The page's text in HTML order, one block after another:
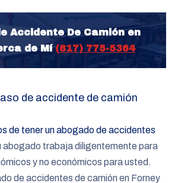
Accidente De Camión en
de Mí(817) 775-5364
de accidente de camión
de tener un abogado de accidentes
abogado trabaja diligentemente para
y no económicos para usted.
de accidentes de camión en Forney